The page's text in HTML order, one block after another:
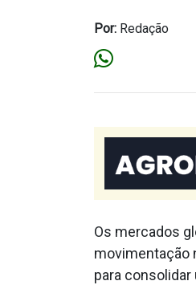
Por: Redação
Os mercados
movimentação
para consolidar